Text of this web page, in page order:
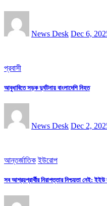
News Desk Dec 6,
প্রবাসী
আবুধাবিতে সড়ক দুর্ঘটনায় বাংলাদেশি নিহত
News Desk Dec 2,
আন্তর্জাতিক ইউরোপ
সব আশ্রয়প্রার্থীর নিরাপত্তার নিশ্চয়তা নেই: ইইউ